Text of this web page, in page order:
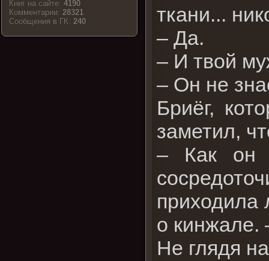
Книг на сайте:4190
Комментарии:28321
Cообщения в ГК:240
ткани...
– Да.
– И твой
– Он не
Бриёг,
заметил,
– Как он
приходила
о кинжале.
Не глядя